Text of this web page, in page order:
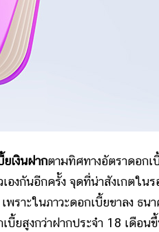
เงินฝากตามทิศทางอัตราดอกเ
องกันอีกครั้ง จุดที่น่าสังเกตใน
พราะในภาวะดอกเบี้ยขาลง ธนา
บี้ยสูงกว่าฝากประจำ 18 เดือน